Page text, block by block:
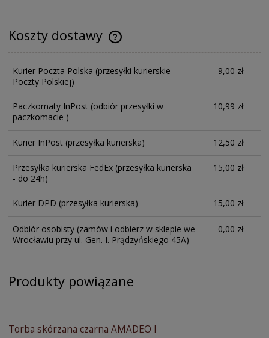
Koszty dostawy
Kurier Poczta Polska (przesyłki kurierskie
Poczty Polskiej)
9,00 zł
Paczkomaty InPost (odbiór przesyłki w
paczkomacie )
10,99 zł
Kurier InPost (przesyłka kurierska) 12,50 zł
Przesyłka kurierska FedEx (przesyłka kurierska
- do 24h)
15,00 zł
Kurier DPD (przesyłka kurierska) 15,00 zł
Odbiór osobisty (zamów i odbierz w sklepie we
Wrocławiu przy ul. Gen. I. Prądzyńskiego 45A)
0,00 zł
Produkty powiązane
Torba skórzana czarna AMADEO I